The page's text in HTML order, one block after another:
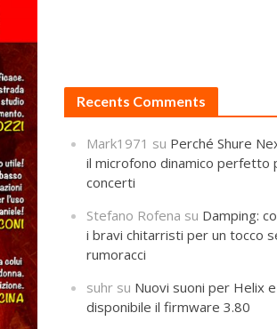
Recents Comments
Mark1971 su Perché Shure
il microfono dinamico perfetto
concerti
Stefano Rofena su Damping:
i bravi chitarristi per un tocco
rumoracci
suhr su Nuovi suoni per Helix
disponibile il firmware 3.80